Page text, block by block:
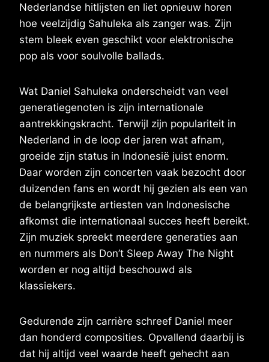
Nederlandse hitlijsten en liet opnieuw horen
hoe veelzijdig Sahuleka als zanger was. Zijn
stem bleek even geschikt voor elektronische
pop als voor soulvolle ballads.
Wat Daniel Sahuleka onderscheidt van veel
generatiegenoten is zijn internationale
aantrekkingskracht. Terwijl zijn populariteit in
Nederland in de loop der jaren wat afnam,
groeide zijn status in Indonesië juist enorm.
Daar worden zijn concerten vaak bezocht door
duizenden fans en wordt hij gezien als een van
de belangrijkste artiesten van Indonesische
afkomst die internationaal succes heeft bereikt.
Zijn muziek spreekt meerdere generaties aan
en nummers als Don’t Sleep Away The Night
worden er nog altijd beschouwd als
klassiekers.
Gedurende zijn carrière schreef Daniel meer
dan honderd composities. Opvallend daarbij is
dat hij altijd veel waarde heeft gehecht aan